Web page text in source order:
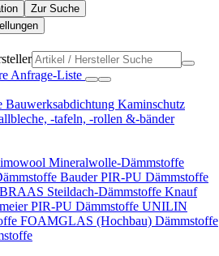
Zur Suche
Anfrage-Liste
Bauwerksabdichtung Kaminschutz
-tafeln, -rollen &-bänder
Mineralwolle-Dämmstoffe
Bauder PIR-PU Dämmstoffe
BRAAS Steildach-Dämmstoffe Knauf
PIR-PU Dämmstoffe UNILIN
FOAMGLAS (Hochbau) Dämmstoffe